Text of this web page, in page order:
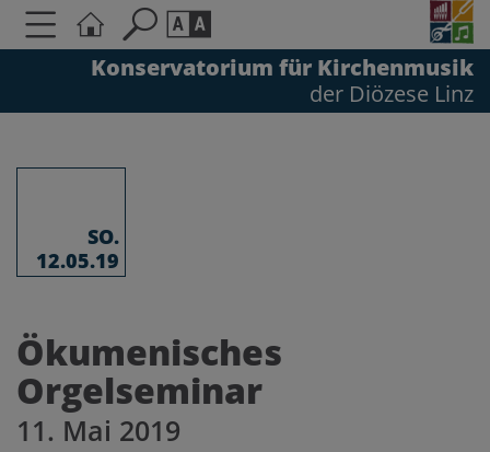
Konservatorium für Kirchenmusik
der Diözese Linz
Schriftgröße
AA
A A A A A
SO.
12.05.19
Ökumenisches
Orgelseminar
11. Mai 2019